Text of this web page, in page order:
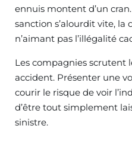
ennuis montent d’un
sanction s’alourdit vite, la
n’aimant pas l’illégalité
Les compagnies scrutent
accident. Présenter une
courir le risque de voir
d’être tout simplement
sinistre.